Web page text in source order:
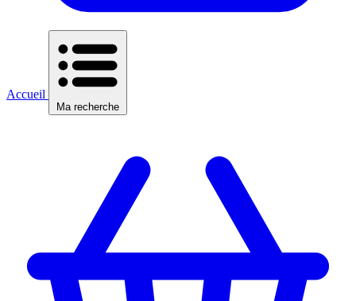
Accueil
Ma recherche